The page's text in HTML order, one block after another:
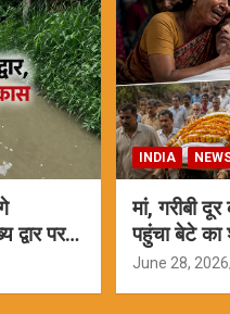
पर
INDIA
मां, गरीबी
पहुंचा बेटे
June 28, 2026